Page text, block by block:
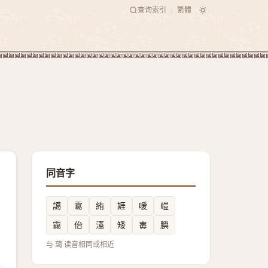
查询索引 繁體
同音字
譪 䨠 絠 娾 嗳
嵦
靄
佁 濭 矮 毐 䑂
与 藹 读音相同或相近